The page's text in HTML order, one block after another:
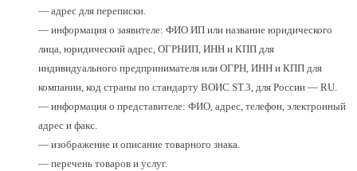
— адрес для переписки.
— информация о заявителе: ФИО ИП или название юридического
лица, юридический адрес, ОГРНИП, ИНН и КПП для
индивидуального предпринимателя или ОГРН, ИНН и КПП для
компании, код страны по стандарту ВОИС ST.3, для России — RU.
— информация о представителе: ФИО, адрес, телефон, электронный
адрес и факс.
— изображение и описание товарного знака.
— перечень товаров и услуг.